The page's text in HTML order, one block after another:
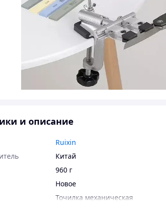
и описание
Ruixin
Китай
960 г
Новое
Точилка механическая